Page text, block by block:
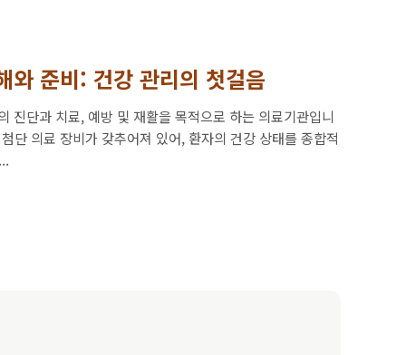
와 준비: 건강 관리의 첫걸음
진단과 치료, 예방 및 재활을 목적으로 하는 의료기관입니
단 의료 장비가 갖추어져 있어, 환자의 건강 상태를 종합적